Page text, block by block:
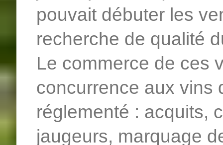
pouvait débuter les
recherche de qualité
Le commerce de ces
concurrence aux vins
réglementé : acquits,
jaugeurs, marquage